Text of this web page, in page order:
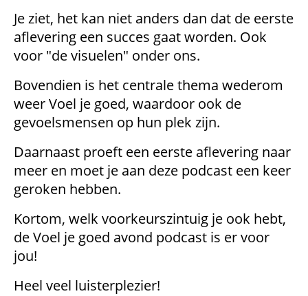
Je ziet, het kan niet anders dan dat de eerste
aflevering een succes gaat worden. Ook
voor "de visuelen" onder ons.
Bovendien is het centrale thema wederom
weer Voel je goed, waardoor ook de
gevoelsmensen op hun plek zijn.
Daarnaast proeft een eerste aflevering naar
meer en moet je aan deze podcast een keer
geroken hebben.
Kortom, welk voorkeurszintuig je ook hebt,
de Voel je goed avond podcast is er voor
jou!
Heel veel luisterplezier!